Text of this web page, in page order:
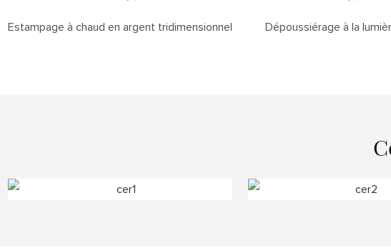
Estampage à chaud en argent tridimensionnel Dépoussiérage à la